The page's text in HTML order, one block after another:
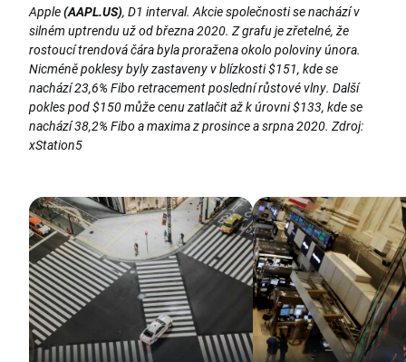
Apple(AAPL.US), D1 interval. Akcie společnosti se nachází v
silném uptrendu už od března 2020. Z grafu je zřetelné, že
rostoucí trendová čára byla proražena okolo poloviny února.
Nicméně poklesy byly zastaveny v blízkosti $151, kde se
nachází 23,6% Fibo retracement poslední růstové vlny. Další
pokles pod $150 může cenu zatlačit až k úrovni $133, kde se
nachází 38,2% Fibo a maxima z prosince a srpna 2020. Zdroj:
xStation5